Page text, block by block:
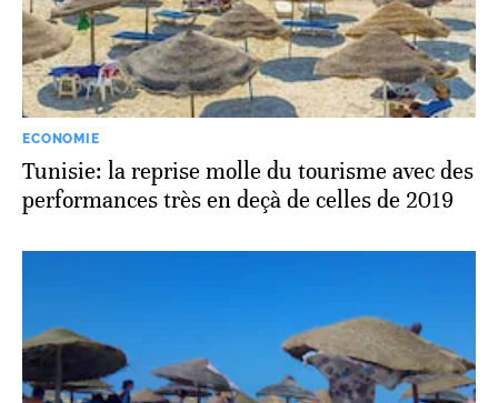
ECONOMIE
Tunisie: la reprise molle du tourisme avec des
performances très en deçà de celles de 2019